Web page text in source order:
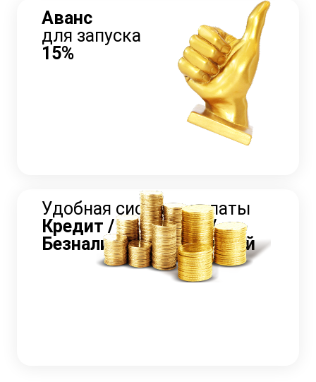
Аванс
для запуска
15%
Удобная система оплаты
Кредит / Рассрочка /
Безналичный / Наличный